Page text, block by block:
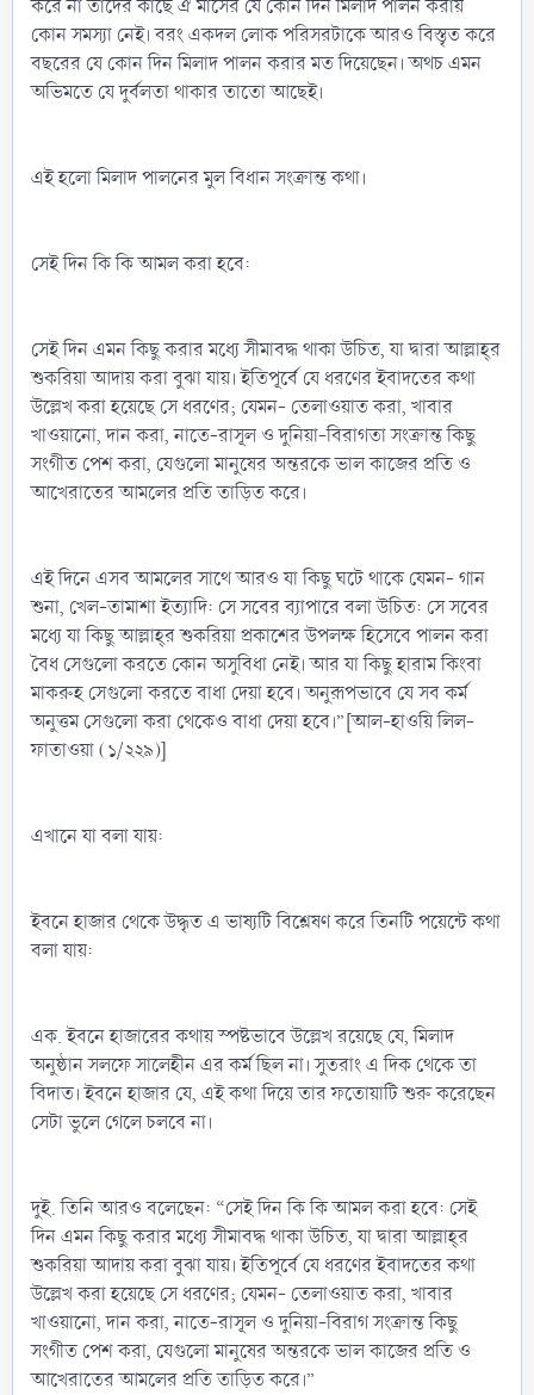
করে না তাদের কাছে ঐ মাসের যে কোন দিন মিলাদ পালন করায়
কোন সমস্যা নেই। বরং একদল লোক পরিসরটাকে আরও বিস্তৃত করে
বছরের যে কোন দিন মিলাদ পালন করার মত দিয়েছেন। অথচ এমন
অভিমতে যে দুর্বলতা থাকার তাতো আছেই।
এই হলো মিলাদ পালনের মুল বিধান সংক্রান্ত কথা।
সেই দিন কি কি আমল করা হবে:
সেই দিন এমন কিছু করার মধ্যে সীমাবদ্ধ থাকা উচিত, যা দ্বারা আল্লাহ্‌র
শুকরিয়া আদায় করা বুঝা যায়। ইতিপূর্বে যে ধরণের ইবাদতের কথা
উল্লেখ করা হয়েছে সে ধরণের; যেমন- তেলাওয়াত করা, খাবার
খাওয়ানো, দান করা, নাতে-রাসূল ও দুনিয়া-বিরাগতা সংক্রান্ত কিছু
সংগীত পেশ করা, যেগুলো মানুষের অন্তরকে ভাল কাজের প্রতি ও
আখেরাতের আমলের প্রতি তাড়িত করে।
এই দিনে এসব আমলের সাথে আরও যা কিছু ঘটে থাকে যেমন- গান
শুনা, খেল-তামাশা ইত্যাদি: সে সবের ব্যাপারে বলা উচিত: সে সবের
মধ্যে যা কিছু আল্লাহ্‌র শুকরিয়া প্রকাশের উপলক্ষ হিসেবে পালন করা
বৈধ সেগুলো করতে কোন অসুবিধা নেই। আর যা কিছু হারাম কিংবা
মাকরুহ সেগুলো করতে বাধা দেয়া হবে। অনুরূপভাবে যে সব কর্ম
অনুত্তম সেগুলো করা থেকেও বাধা দেয়া হবে।”[আল-হাওয়ি লিল-
ফাতাওয়া (১/২২৯)]
এখানে যা বলা যায়:
ইবনে হাজার থেকে উদ্ধৃত এ ভাষ্যটি বিশ্লেষণ করে তিনটি পয়েন্টে কথা
বলা যায়:
এক. ইবনে হাজারের কথায় স্পষ্টভাবে উল্লেখ রয়েছে যে, মিলাদ
অনুষ্ঠান সলফে সালেহীন এর কর্ম ছিল না। সুতরাং এ দিক থেকে তা
বিদাত। ইবনে হাজার যে, এই কথা দিয়ে তার ফতোয়াটি শুরু করেছেন
সেটা ভুলে গেলে চলবে না।
দুই. তিনি আরও বলেছেন: “সেই দিন কি কি আমল করা হবে: সেই
দিন এমন কিছু করার মধ্যে সীমাবদ্ধ থাকা উচিত, যা দ্বারা আল্লাহ্‌র
শুকরিয়া আদায় করা বুঝা যায়। ইতিপূর্বে যে ধরণের ইবাদতের কথা
উল্লেখ করা হয়েছে সে ধরণের; যেমন- তেলাওয়াত করা, খাবার
খাওয়ানো, দান করা, নাতে-রাসূল ও দুনিয়া-বিরাগ সংক্রান্ত কিছু
সংগীত পেশ করা, যেগুলো মানুষের অন্তরকে ভাল কাজের প্রতি ও
আখেরাতের আমলের প্রতি তাড়িত করে।”